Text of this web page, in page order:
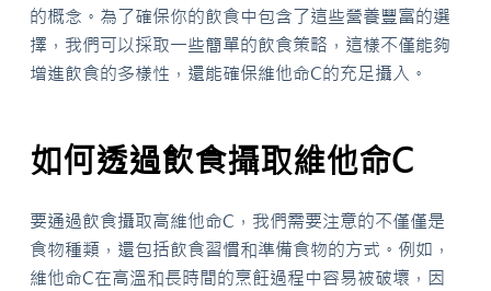
的概念。為了確保你的飲食中包含了這些營養豐富的選
擇，我們可以採取一些簡單的飲食策略，這樣不僅能夠
增進飲食的多樣性，還能確保維他命C的充足攝入。
如何透過飲食攝取維他命C
要通過飲食攝取高維他命C，我們需要注意的不僅僅是
食物種類，還包括飲食習慣和準備食物的方式。例如，
維他命C在高溫和長時間的烹飪過程中容易被破壞，因